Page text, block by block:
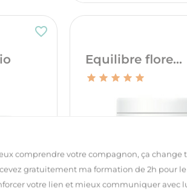
favorite_border
Equilibre flore...
comprendre votre compagnon, ça change
gratuitement ma formation de 2h pour
votre lien et mieux communiquer avec